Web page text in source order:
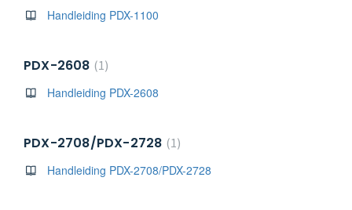
Handleiding PDX-1100
PDX-2608 1
Handleiding PDX-2608
PDX-2708/PDX-2728 1
Handleiding PDX-2708/PDX-2728